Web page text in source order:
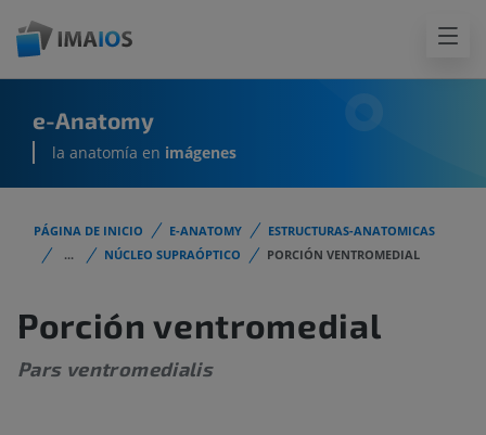
e-Anatomy
la anatomía en imágenes
PÁGINA DE INICIO E-ANATOMY
ESTRUCTURAS-ANATOMICAS
...
NÚCLEO SUPRAÓPTICO PORCIÓN VENTROMEDIAL
Porción ventromedial
Pars ventromedialis